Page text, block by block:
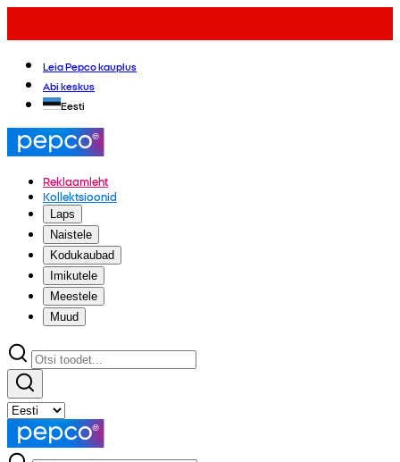
Leia Pepco kauplus
Abi keskus
Eesti
Reklaamleht
Kollektsioonid
Laps
Naistele
Kodukaubad
Imikutele
Meestele
Muud